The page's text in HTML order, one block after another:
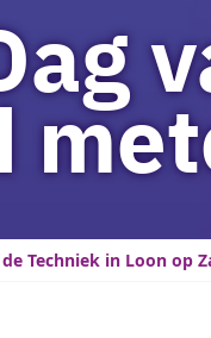
Techniek in Loon op